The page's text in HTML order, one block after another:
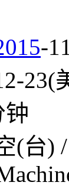
-
23(
钟
(台)